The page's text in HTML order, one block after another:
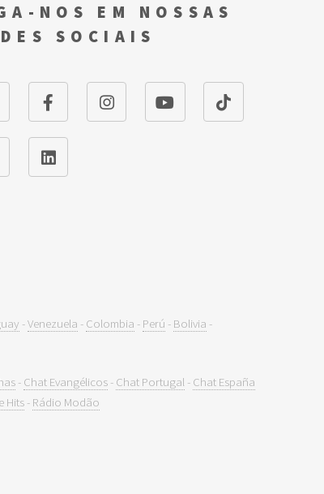
NOS EM NOSSAS
SOCIAIS
-Venezuela - Colombia - Perú - Bolivia -
- Chat Evangélicos- Chat Portugal- Chat España
Hits- Rádio Modão